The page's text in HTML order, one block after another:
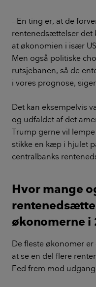
– En ting er, at de
rentenedsættelser det
at økonomien i især
Men også politiske
rutsjebanen, så de
i vores prognose,
Det kan eksempelvis
og udfaldet af det
Trump gerne vil
stikke en kæp i hjulet
centralbanks
Hvor mange
økonomerne
De fleste økonomer
at se en del flere
Fed frem mod